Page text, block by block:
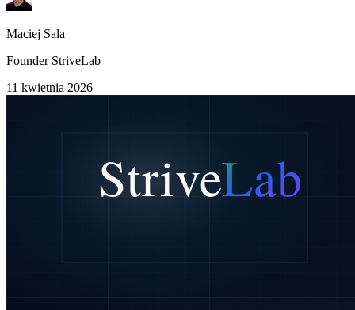
Maciej Sala
Founder StriveLab
11 kwietnia 2026